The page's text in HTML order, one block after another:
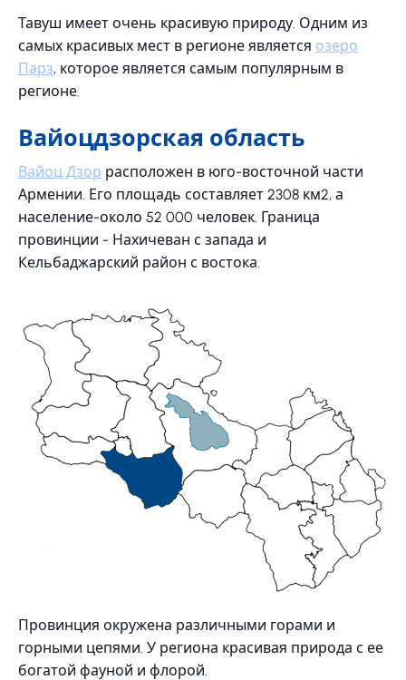
Тавуш имеет очень красивую природу. Одним из
самых красивых мест в регионе является озеро
Парз, которое является самым популярным в
регионе.
Вайоцдзорская область
Вайоц Дзор расположен в юго-восточной части
Армении. Его площадь составляет 2308 км2, а
население-около 52 000 человек. Граница
провинции - Нахичеван с запада и
Кельбаджарский район с востока.
Провинция окружена различными горами и
горными цепями. У региона красивая природа с ее
богатой фауной и флорой.